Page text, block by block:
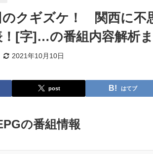
のクギズケ！ 関西に
！[字]…の番組内容解析
2021年10月10日
post はてブ
の番組情報